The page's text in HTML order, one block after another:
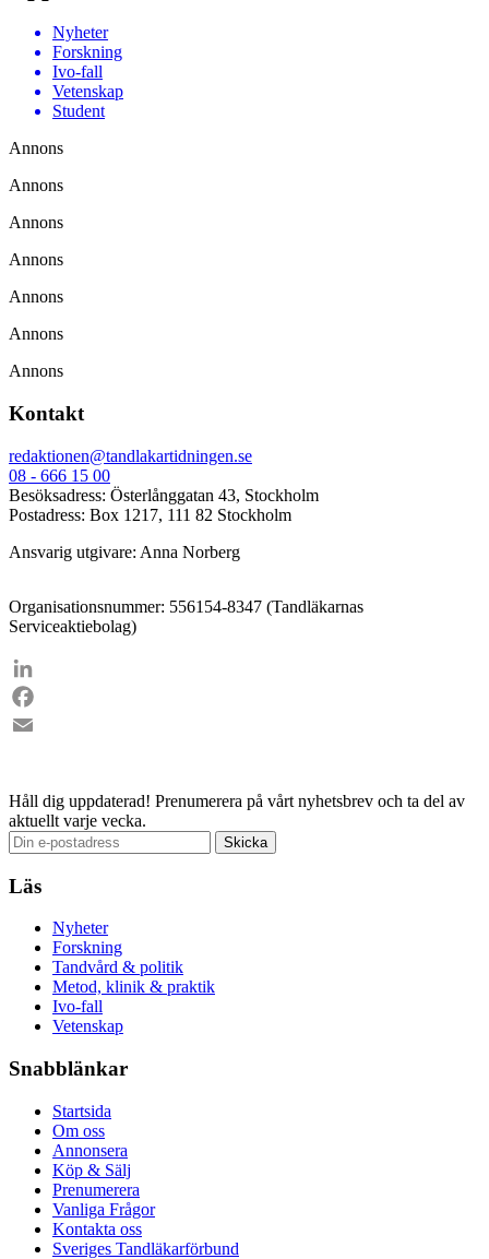
Nyheter
Forskning
Ivo-fall
Vetenskap
Student
Annons
Annons
Annons
Annons
Annons
Annons
Annons
Kontakt
redaktionen@tandlakartidningen.se
08 - 666 15 00
Besöksadress: Österlånggatan 43, Stockholm
Postadress: Box 1217, 111 82 Stockholm
Ansvarig utgivare: Anna Norberg
Organisationsnummer: 556154-8347 (Tandläkarnas
Serviceaktiebolag)
LinkedIn
Facebook
Håll dig uppdaterad! Prenumerera på vårt nyhetsbrev och ta del av
aktuellt varje vecka.
Läs
Nyheter
Forskning
Tandvård & politik
Metod, klinik & praktik
Ivo-fall
Vetenskap
Snabblänkar
Startsida
Om oss
Annonsera
Köp & Sälj
Prenumerera
Vanliga Frågor
Kontakta oss
Sveriges Tandläkarförbund